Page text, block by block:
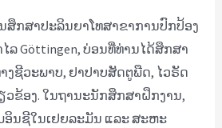
ສຶກສາປະລິນຍາໂທສາຂາການປົກປ້ອງ
Göttingen, ບ່ອນທີ່ທ່ານໄດ້ສຶກສາ
ຊີວະພາບ, ຢາປາບສັດຕູພືດ, ໄວຣັດ
ວຂ້ອງ. ໃນຖານະນັກສຶກສາຝຶກງານ,
ນຊີໃນເຢຍລະມັນ ແລະ ສະຫະ